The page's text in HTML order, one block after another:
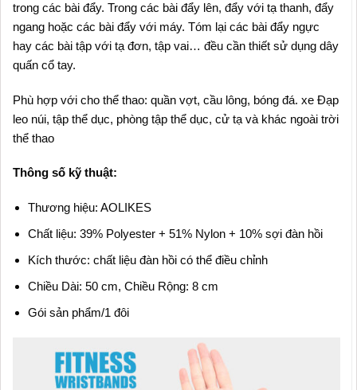
trong các bài đẩy. Trong các bài đẩy lên, đẩy với tạ thanh, đẩy
ngang hoặc các bài đẩy với máy. Tóm lại các bài đẩy ngực
hay các bài tập với tạ đơn, tập vai… đều cần thiết sử dụng dây
quấn cổ tay.
Phù hợp với cho thể thao: quần vợt, cầu lông, bóng đá. xe Đạp
leo núi, tập thể dục, phòng tập thể dục, cử tạ và khác ngoài trời
thể thao
Thông số kỹ thuật:
Thương hiệu: AOLIKES
Chất liệu: 39% Polyester + 51% Nylon + 10% sợi đàn hồi
Kích thước: chất liệu đàn hồi có thể điều chỉnh
Chiều Dài: 50 cm, Chiều Rộng: 8 cm
Gói sản phẩm/1 đôi